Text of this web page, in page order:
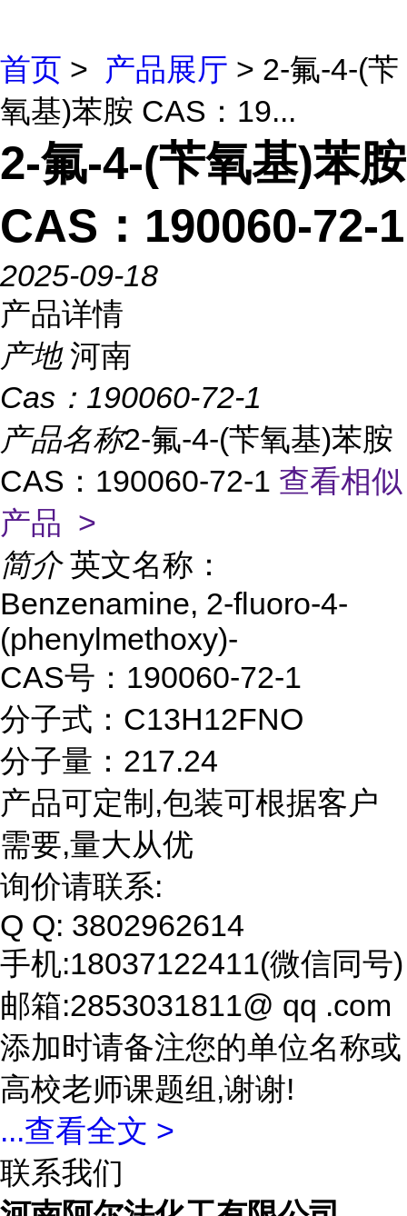
首页 > 产品展厅 > 2-氟-4-(苄
氧基)苯胺 CAS：19...
2-氟-4-(苄氧基)苯胺
CAS：190060-72-1
2025-09-18
产品详情
产地 河南
Cas： 190060-72-1
产品名称2-氟-4-(苄氧基)苯胺
CAS：190060-72-1 查看相似
产品 >
简介 英文名称：
Benzenamine, 2-fluoro-4-
(phenylmethoxy)-
CAS号：190060-72-1
分子式：C13H12FNO
分子量：217.24
产品可定制,包装可根据客户
需要,量大从优
询价请联系:
Q Q: 3802962614
手机:18037122411(微信同号)
邮箱:2853031811@ qq .com
添加时请备注您的单位名称或
高校老师课题组,谢谢!
...查看全文 >
联系我们